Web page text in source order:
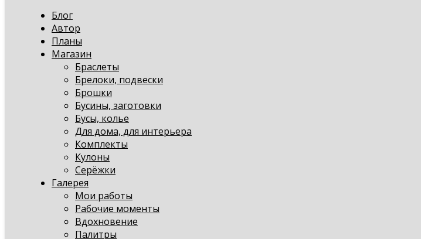
Блог
Автор
Планы
Магазин
Браслеты
Брелоки, подвески
Брошки
Бусины, заготовки
Бусы, колье
Для дома, для интерьера
Комплекты
Кулоны
Серёжки
Галерея
Мои работы
Рабочие моменты
Вдохновение
Палитры